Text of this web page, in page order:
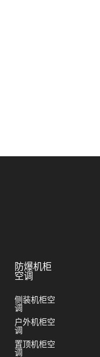
防爆机柜
空调
侧装机柜空
调
户外机柜空
调
置顶机柜空
调